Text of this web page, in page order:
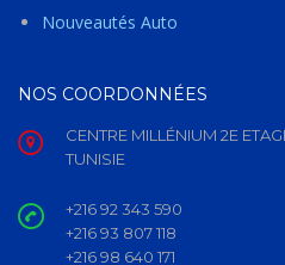
Nouveautés Auto
NOS COORDONNÉES
CENTRE MILLÉNIUM 2E
TUNISIE
+216 92 343 590
+216 93 807 118
+216 98 640 171